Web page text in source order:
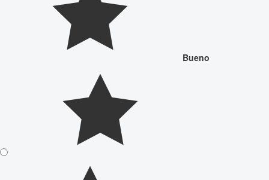
Bueno